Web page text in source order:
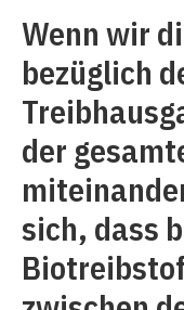
Wenn wir
bezüglich
der
sich, dass